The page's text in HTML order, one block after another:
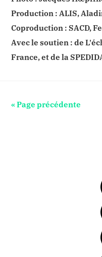
Production : ALIS,
Coproduction : SACD,
Avec le soutien : de
France, et de la
« Page précédente